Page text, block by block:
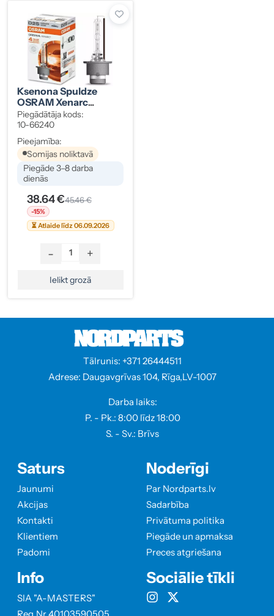
Ksenona Spuldze
OSRAM Xenarc
Original D2S
Piegādātāja kods:
10-66240
Pieejamība:
Somijas noliktavā
Piegāde 3–8 darba
dienās
38.64 €45.46 €
-15%
⏳ Atlaide līdz 06.09.2026
- +
Ielikt grozā
Tālrunis: +371 26444511
Adrese: Daugavgrīvas 104, Rīga,LV-1007
Darba laiks:
P. - Pk.: 8:00 līdz 18:00
S. - Sv.: Brīvs
Saturs
Jaunumi
Akcijas
Kontakti
Klientiem
Padomi
Info
SIA "A-MASTERS"
Noderīgi
Par Nordparts.lv
Sadarbība
Privātuma politika
Piegāde un apmaksa
Preces atgriešana
Sociālie tīkli